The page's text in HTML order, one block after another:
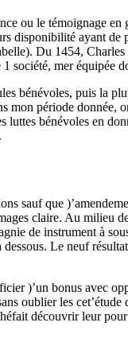
ou le témoignage
disponibilité ayant
Du 1454,
mer équipée
bénévoles, puis la
mon période donnée,
bénévoles en
sauf que
claire. Au
de instrument à
Le neuf
)’un bonus avec
oublier les
découvrir leur